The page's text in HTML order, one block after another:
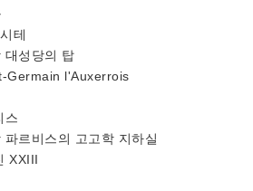
테
대성당의 탑
Germain l'Auxerrois
스
파르비스의 고고학 지하실
XXIII